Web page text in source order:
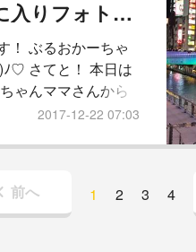
本日の 坊っちゃん
ぜーまーす！ 】 先
いまーす
2017年 お気に入りフォトバトン
！ ぶるおかーちゃ
♡ さてと！ 本日は
ゃんママさんから
お気に入りフォトバ
！ ぶるおかーちゃ
で ぶるサミットに
との 新年会です
2017-12-22 07:03
前へ 1 2 3 4